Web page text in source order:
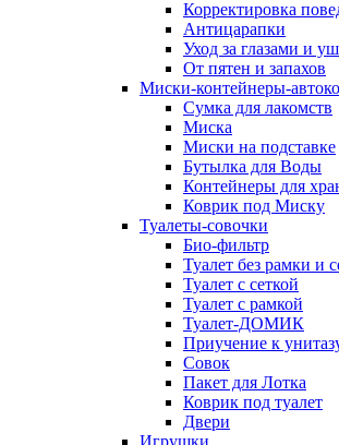
Корректировка
Антицарапки
Уход за глазами и
От пятен и запахов
Миски-контейнеры-
Сумка для лакомств
Миска
Миски на подставке
Бутылка для Воды
Контейнеры для
Коврик под Миску
Туалеты-совочки
Био-фильтр
Туалет без рамки и
Туалет с сеткой
Туалет с рамкой
Туалет-ДОМИК
Приучение к
Совок
Пакет для Лотка
Коврик под туалет
Двери
Игрушки